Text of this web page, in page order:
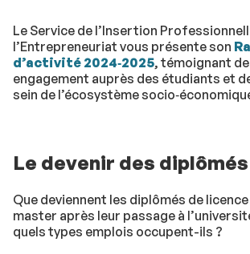
Le Service de l’Insertion
l’Entrepreneuriat vous présente son
d’activité 2024‑2025, témoignant
engagement auprès des étudiants et
sein de l’écosystème
Le devenir des diplômés
Que deviennent les diplômés de
master après leur passage à
quels types emplois occupent-ils ?